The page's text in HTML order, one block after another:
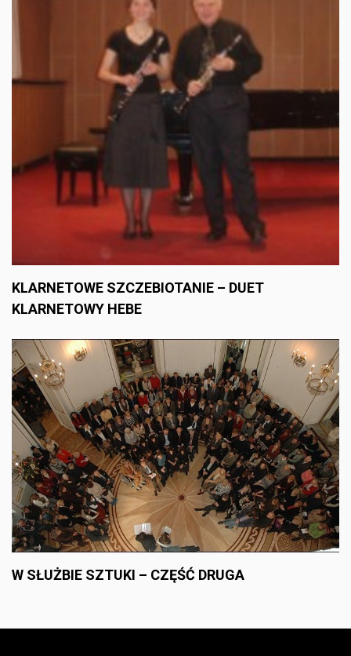
KLARNETOWE SZCZEBIOTANIE – DUET
KLARNETOWY HEBE
W SŁUŻBIE SZTUKI – CZĘŚĆ DRUGA